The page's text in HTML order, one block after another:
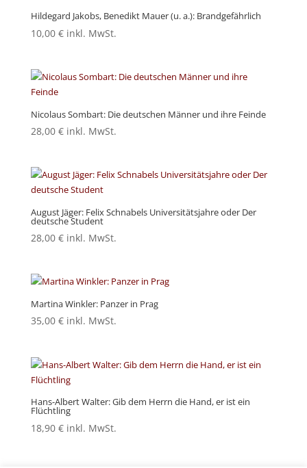
Hildegard Jakobs, Benedikt Mauer (u. a.): Brandgefährlich
10,00 € inkl. MwSt.
Nicolaus Sombart: Die deutschen Männer und ihre Feinde
28,00 € inkl. MwSt.
August Jäger: Felix Schnabels Universitätsjahre oder Der
deutsche Student
28,00 € inkl. MwSt.
Martina Winkler: Panzer in Prag
35,00 € inkl. MwSt.
Hans-Albert Walter: Gib dem Herrn die Hand, er ist ein
Flüchtling
18,90 € inkl. MwSt.